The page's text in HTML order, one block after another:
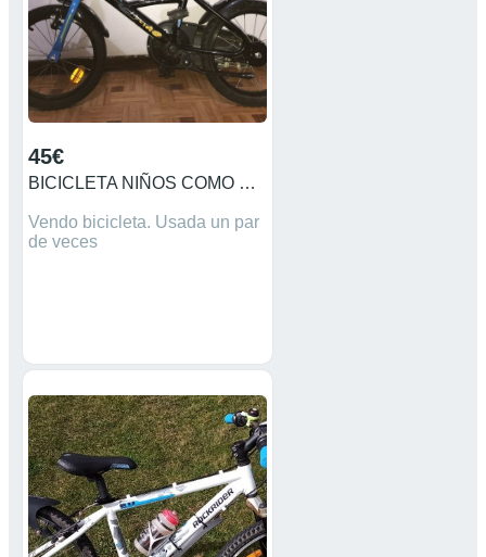
45€
BICICLETA NIÑOS COMO NUEVA
Vendo bicicleta. Usada un par
de veces